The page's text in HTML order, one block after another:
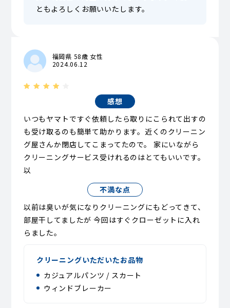
ともよろしくお願いいたします。
福岡県 58歳 女性
2024.06.12
感想
いつもヤマトですぐ依頼したら取りにこられて出すの
も受け取るのも簡単て助かります。近くのクリーニン
グ屋さんか閉店してこまってたので。 家にいながら
クリーニングサービス受けれるのはとてもいいです。
以
不満な点
以前は臭いが気になりクリーニングにもどってきて、
部屋干してましたが 今回はすぐクローゼットに入れ
らました。
クリーニングいただいたお品物
カジュアルパンツ / スカート
ウィンドブレーカー